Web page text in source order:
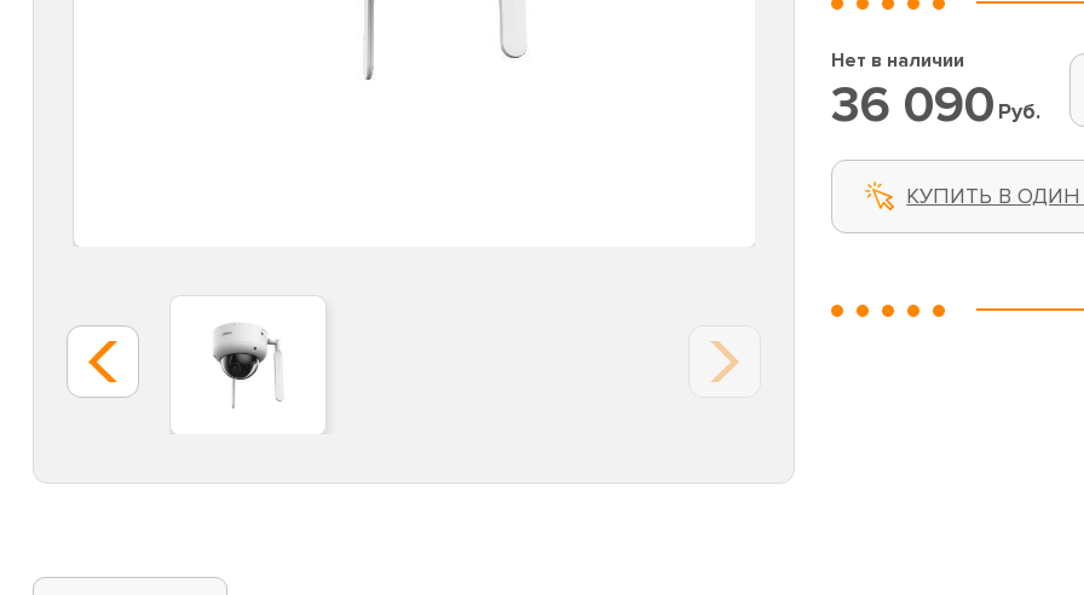
Нет в наличии
36 090 Руб.
КУПИТЬ В